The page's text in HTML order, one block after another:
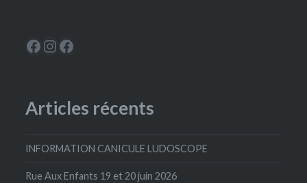
Le Périscope
Instagram
La Ludoscope
Articles récents
INFORMATION CANICULE LUDOSCOPE
Rue Aux Enfants 19 et 20 juin 2026